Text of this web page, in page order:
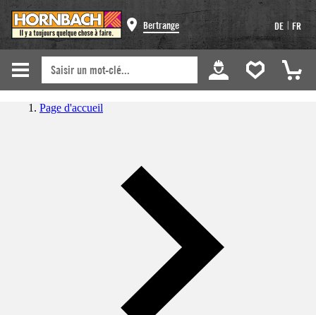
Bertrange DE | FR
Page d'accueil